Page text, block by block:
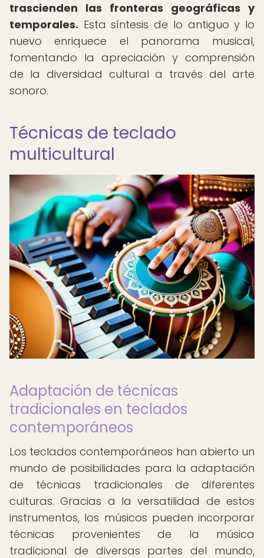
trascienden las fronteras geográficas y
temporales. Esta síntesis de lo antiguo y lo
nuevo enriquece el panorama musical,
fomentando la apreciación y comprensión
de la diversidad cultural a través del arte
sonoro.
Técnicas de teclado
multicultural
Adaptación de técnicas
tradicionales en teclados
contemporáneos
Los teclados contemporáneos han abierto un
mundo de posibilidades para la adaptación
de técnicas tradicionales de diferentes
culturas. Gracias a la versatilidad de estos
instrumentos, los músicos pueden incorporar
técnicas provenientes de la música
tradicional de diversas partes del mundo,